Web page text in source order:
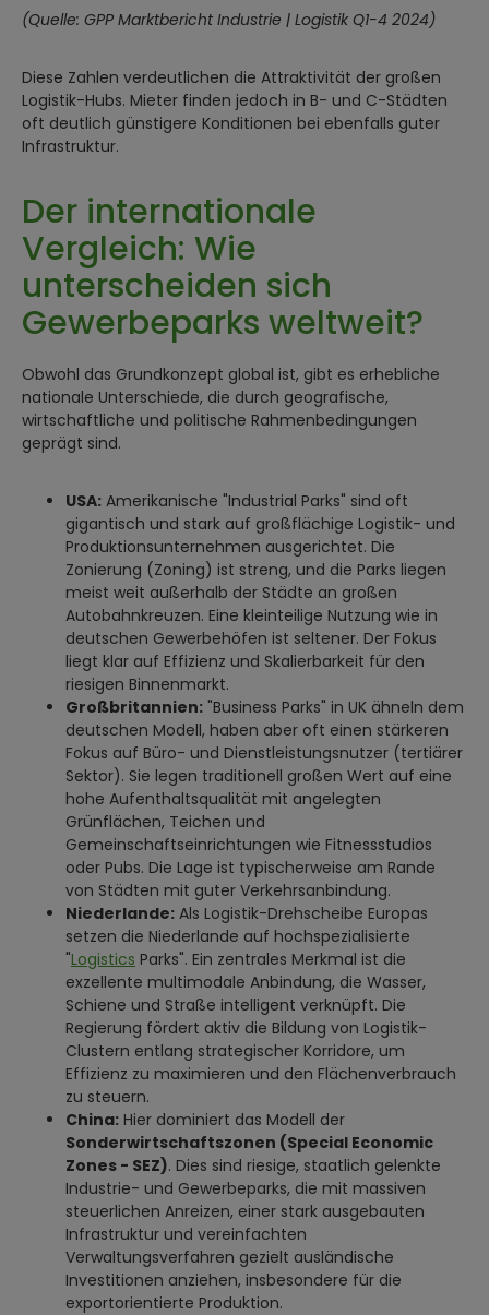
(Quelle: GPP Marktbericht Industrie | Logistik Q1-4 2024)
Diese Zahlen verdeutlichen die Attraktivität der großen
Logistik-Hubs. Mieter finden jedoch in B- und C-Städten
oft deutlich günstigere Konditionen bei ebenfalls guter
Infrastruktur.
Der internationale
Vergleich: Wie
unterscheiden sich
Gewerbeparks weltweit?
Obwohl das Grundkonzept global ist, gibt es erhebliche
nationale Unterschiede, die durch geografische,
wirtschaftliche und politische Rahmenbedingungen
geprägt sind.
USA: Amerikanische "Industrial Parks" sind oft
gigantisch und stark auf großflächige Logistik- und
Produktionsunternehmen ausgerichtet. Die
Zonierung (Zoning) ist streng, und die Parks liegen
meist weit außerhalb der Städte an großen
Autobahnkreuzen. Eine kleinteilige Nutzung wie in
deutschen Gewerbehöfen ist seltener. Der Fokus
liegt klar auf Effizienz und Skalierbarkeit für den
riesigen Binnenmarkt.
Großbritannien: "Business Parks" in UK ähneln dem
deutschen Modell, haben aber oft einen stärkeren
Fokus auf Büro- und Dienstleistungsnutzer (tertiärer
Sektor). Sie legen traditionell großen Wert auf eine
hohe Aufenthaltsqualität mit angelegten
Grünflächen, Teichen und
Gemeinschaftseinrichtungen wie Fitnessstudios
oder Pubs. Die Lage ist typischerweise am Rande
von Städten mit guter Verkehrsanbindung.
Niederlande: Als Logistik-Drehscheibe Europas
setzen die Niederlande auf hochspezialisierte
"Logistics Parks". Ein zentrales Merkmal ist die
exzellente multimodale Anbindung, die Wasser,
Schiene und Straße intelligent verknüpft. Die
Regierung fördert aktiv die Bildung von Logistik-
Clustern entlang strategischer Korridore, um
Effizienz zu maximieren und den Flächenverbrauch
zu steuern.
China: Hier dominiert das Modell der
Sonderwirtschaftszonen (Special Economic
Zones - SEZ). Dies sind riesige, staatlich gelenkte
Industrie- und Gewerbeparks, die mit massiven
steuerlichen Anreizen, einer stark ausgebauten
Infrastruktur und vereinfachten
Verwaltungsverfahren gezielt ausländische
Investitionen anziehen, insbesondere für die
exportorientierte Produktion.